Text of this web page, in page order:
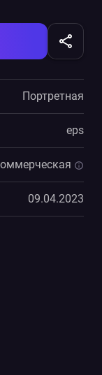
Портретная
eps
09.04.2023